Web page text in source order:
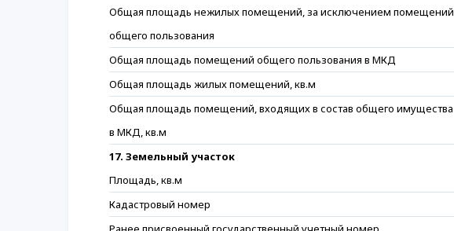
Общая площадь нежилых помещений, за исключением помещений
общего пользования
Общая площадь помещений общего пользования в МКД
Общая площадь жилых помещений, кв.м
Общая площадь помещений, входящих в состав общего имущества
в МКД, кв.м
17. Земельный участок
Площадь, кв.м
Кадастровый номер